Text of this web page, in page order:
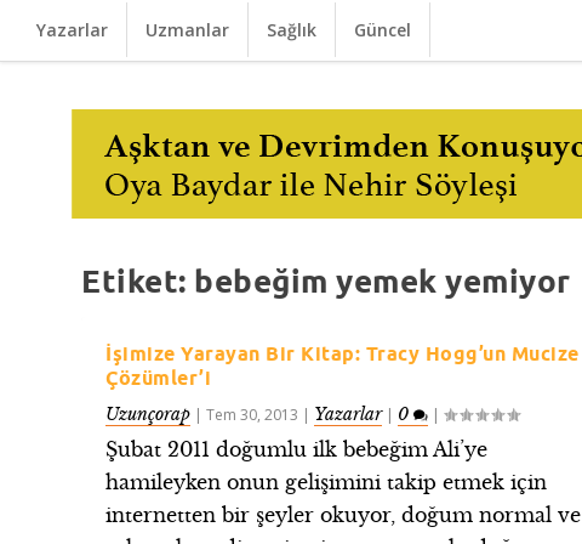
Yazarlar Uzmanlar Sağlık Güncel
Etiket: bebeğim yemek yemiyor
İşimize Yarayan Bir Kitap: Tracy Hogg’un Mucize
Çözümler’i
Uzunçorap |Tem 30, 2013 | Yazarlar| 0 |
Şubat 2011 doğumlu ilk bebeğim Ali’ye
hamileyken onun gelişimini takip etmek için
internetten bir şeyler okuyor, doğum normal ve